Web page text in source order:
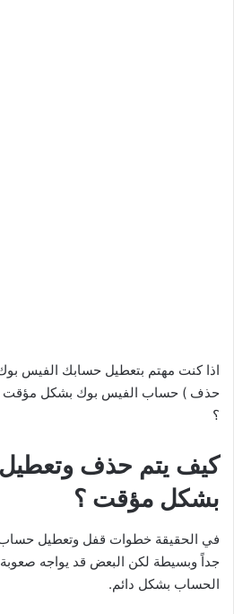
اذا كنت مهتم بتعطيل حسابك الفيس
حذف ) حساب الفيس بوك بشكل مؤقت |
؟
كيف يتم حذف وتعطيل
بشكل مؤقت ؟
في الحقيقة خطوات قفل وتعطيل
جداً وبسيطة لكن البعض قد يواجه
الحساب بشكل دائم.